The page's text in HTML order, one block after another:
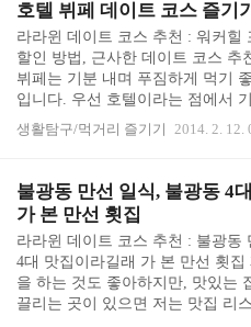
어 먹노라면 땀 쭈욱 빼게 될 것을
에도 찾아가게 됩니다. 겨울의 쌀
것도 없고요. ^^ 곳곳에 닭 한마리
는데, 처음 나오는 모양을 보면 다
다. 대부분 찌그러진 양은 냄비에
호텔 뷔페 데이트 코스 즐기기
라라윈 데이트 코스 추천 : 워커힐
할인 방법, 근사한 데이트 코스 추
뷔페는 기분 내며 푸짐하게 먹기
입니다. 우선 호텔이라는 점에서
점이 있고, 음식도 아주 훌륭합니
보니, 가격이 부담스럽다는 점을
라가니 포시즌 뷔페가 보였습니다
커힐 뷔페의 사진이 붙어있습니다
갔는데, 자리로 안내를 해 줍니다.
나씩 가져다 줍니다. 푸릇푸릇 창
좋게 흡입을 시작했습니다. 워커
와 초밥들이 많아요. 즉석 스테이
테이블에 있는 코인을 넣고, 국수
생활탐구/먹거리 즐기기 2014. 2. 12.
불광동 만선 일식, 불광동 4
가 본 만선 횟집
라라윈 데이트 코스 추천 : 불광동
4대 맛집이라길래 가 본 만선 횟집
을 하는 것도 좋아하지만, 맛있는
끌리는 곳이 있으면 저는 맛집 리